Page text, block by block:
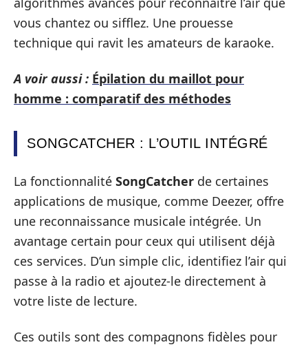
vous chantez ou sifflez. Une prouesse
technique qui ravit les amateurs de karaoke.
A voir aussi : Épilation du maillot pour
homme : comparatif des méthodes
SONGCATCHER : L’OUTIL INTÉGRÉ
La fonctionnalité SongCatcher de certaines
applications de musique, comme Deezer, offre
une reconnaissance musicale intégrée. Un
avantage certain pour ceux qui utilisent déjà
ces services. D’un simple clic, identifiez l’air qui
passe à la radio et ajoutez-le directement à
votre liste de lecture.
Ces outils sont des compagnons fidèles pour